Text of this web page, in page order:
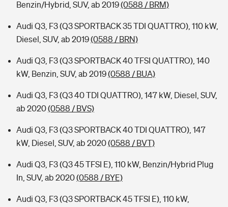
Benzin/Hybrid, SUV, ab 2019(0588 / BRM)
Audi Q3, F3 (Q3 SPORTBACK 35 TDI QUATTRO), 110 kW,
Diesel, SUV, ab 2019(0588 / BRN)
Audi Q3, F3 (Q3 SPORTBACK 40 TFSI QUATTRO), 140
kW, Benzin, SUV, ab 2019(0588 / BUA)
Audi Q3, F3 (Q3 40 TDI QUATTRO), 147 kW, Diesel, SUV,
ab 2020(0588 / BVS)
Audi Q3, F3 (Q3 SPORTBACK 40 TDI QUATTRO), 147
kW, Diesel, SUV, ab 2020(0588 / BVT)
Audi Q3, F3 (Q3 45 TFSI E), 110 kW, Benzin/Hybrid Plug
In, SUV, ab 2020(0588 / BYE)
Audi Q3, F3 (Q3 SPORTBACK 45 TFSI E), 110 kW,